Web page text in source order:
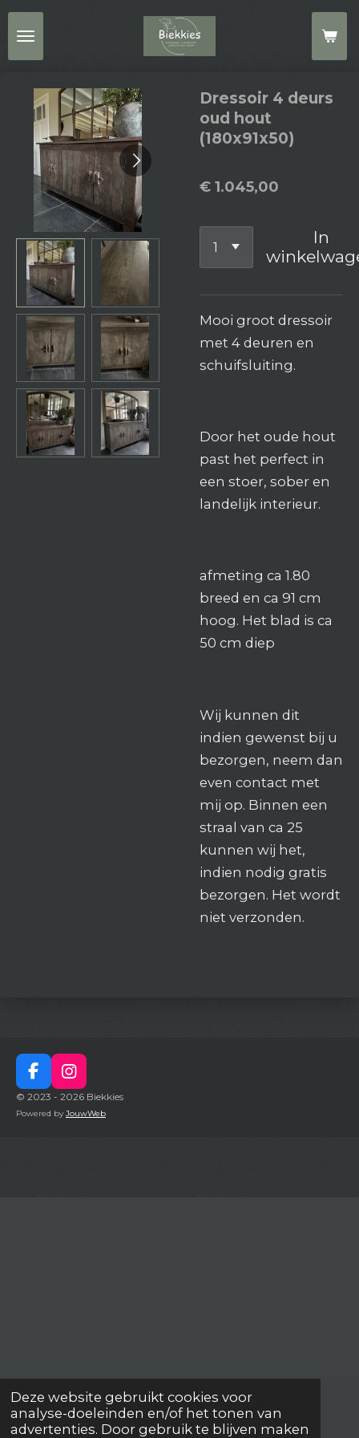
Deze website gebruikt cookies voor
analyse-doeleinden en/of het tonen van
advertenties. Door gebruik te blijven maken
Ga
direct
naar
hoofdinhoud
Dressoir 4 deurs
oud hout
(180x91x50)
€ 1.045,00
In
Mooi groot dressoir
met 4 deuren en
schuifsluiting.
Door het oude hout
past het perfect in
een stoer, sober en
landelijk interieur.
afmeting ca 1.80
breed en ca 91 cm
hoog. Het blad is ca
50 cm diep
Wij kunnen dit
indien gewenst bij u
bezorgen, neem dan
even contact met
mij op. Binnen een
straal van ca 25
kunnen wij het,
indien nodig gratis
bezorgen. Het wordt
niet verzonden.
F
a
c
I
n
s
© 2023 - 2026 Biekkies
Powered byJouwWeb